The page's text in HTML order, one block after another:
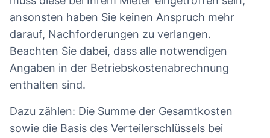
ansonsten haben Sie keinen Anspruch mehr
darauf, Nachforderungen zu verlangen.
Beachten Sie dabei, dass alle notwendigen
Angaben in der Betriebskostenabrechnung
enthalten sind.
Dazu zählen: Die Summe der Gesamtkosten
sowie die Basis des Verteilerschlüssels bei